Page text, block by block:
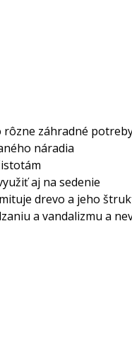
záhradné
náradia
aj na sedenie
drevo a jeho
a vandalizmu a